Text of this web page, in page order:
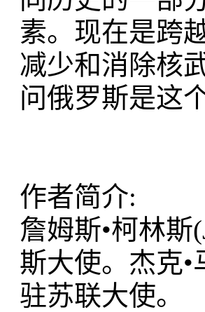
素。现在是跨
减少和消除核
问俄罗斯是这
作者简介:
詹姆斯•柯林斯
斯大使。杰克•
驻苏联大使。